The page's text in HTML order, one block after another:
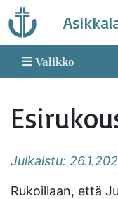
Skip
to
content
Valikko
Julkaistu:
Rukoillaan, että